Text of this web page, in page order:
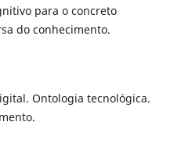
para o concreto
do conhecimento.
Ontologia tecnológica.